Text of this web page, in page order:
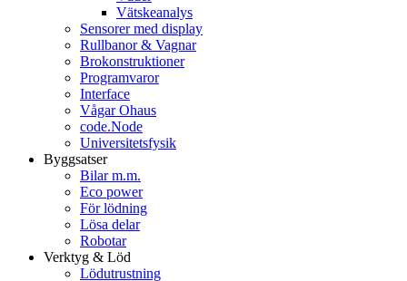
Vätskeanalys
Sensorer med display
Rullbanor & Vagnar
Brokonstruktioner
Programvaror
Interface
Vågar Ohaus
code.Node
Universitetsfysik
Byggsatser
Bilar m.m.
Eco power
För lödning
Lösa delar
Robotar
Verktyg & Löd
Lödutrustning